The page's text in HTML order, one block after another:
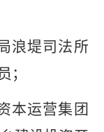
浪堤司法所
；
本运营集团